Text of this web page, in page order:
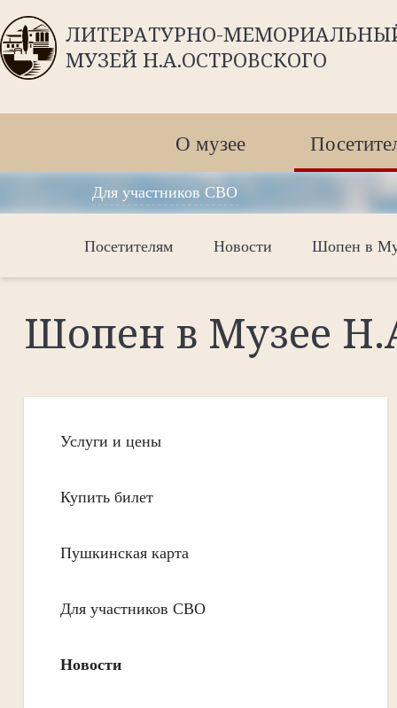
ЛИТЕРАТУРНО-
МУЗЕЙ Н.А.ОСТРОВСКОГО
О музее
Для участников СВО
Посетителям Новости Шопен в
Шопен в Музее
Услуги и цены
Купить билет
Пушкинская карта
Для участников СВО
Новости